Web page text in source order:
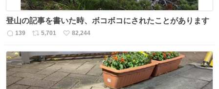
登山の記事を書いた時、ボコボコにされたことがあります
返
数
139
リ
ス
ト
数
5,701
い
ね
数
82,244